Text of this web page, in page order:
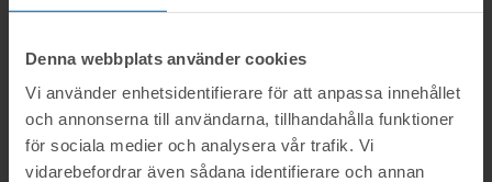
Denna webbplats använder cookies
Vi använder enhetsidentifierare för att anpassa innehållet
och annonserna till användarna, tillhandahålla funktioner
för sociala medier och analysera vår trafik. Vi
vidarebefordrar även sådana identifierare och annan
2026-06-26 2026-06-26
7022
Lantbruk -
Dödsbo (del 2 av 2)
Bil, verktyg,
2026-06-26
7017
Båt- &
verkstadsauktion i
Medelpad
Torpshammar